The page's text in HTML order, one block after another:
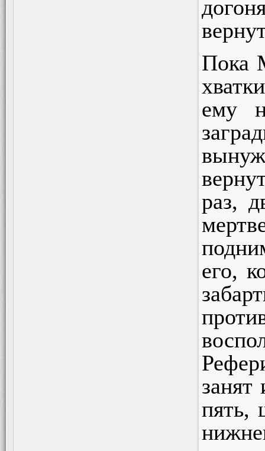
Пока
ему
раз,
его,
занят
пять,